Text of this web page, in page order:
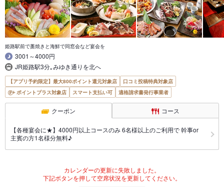
姫路駅前で藁焼きと海鮮で同窓会など宴会を
3001～4000円
JR姫路駅3分｡みゆき通りを北へ
【アプリ予約限定】最大800ポイント還元対象店
口コミ投稿特典対象店
ポイントプラス対象店
スマート支払い可 適格請求書発行事業者
クーポン コース
【各種宴会に★】4000円以上コースのみ 6名様以上のご利用で 幹事or
主賓の方1名様分無料♪
カレンダーの更新に失敗しました。
下記ボタンを押して空席状況を更新してください。